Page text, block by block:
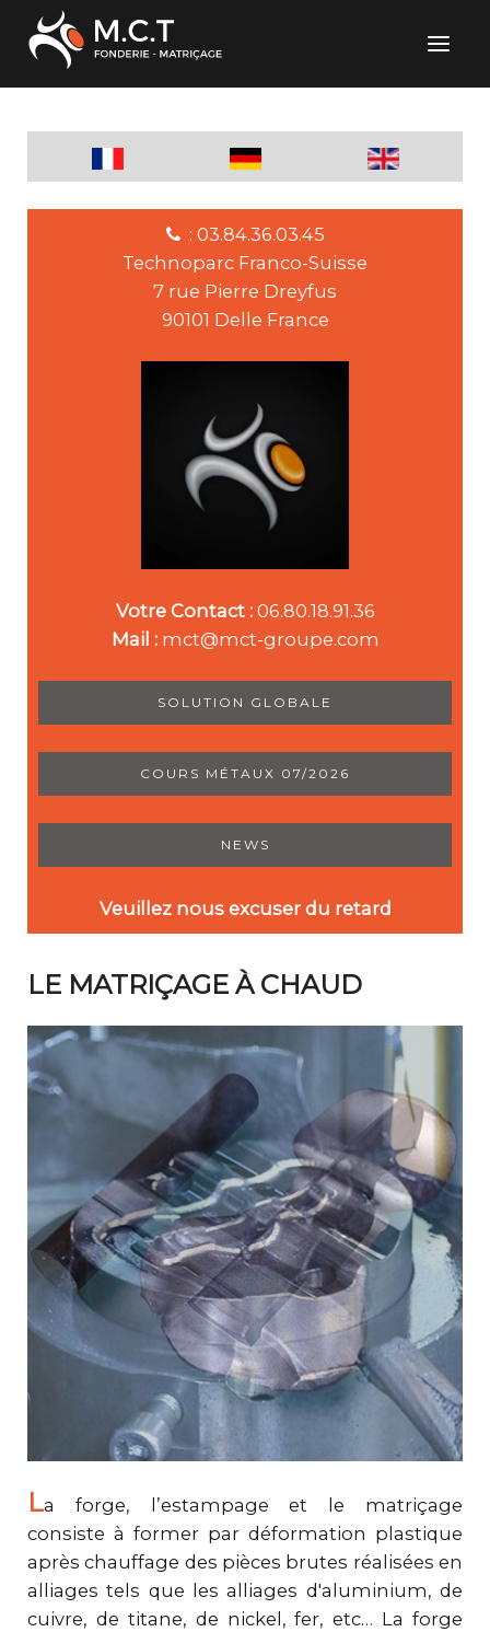
LE MATRIÇAGE À CHAUD
La forge, l’estampage et le matriçage
consiste à former par déformation plastique
après chauffage des pièces brutes réalisées en
alliages tels que les alliages d'aluminium, de
cuivre, de titane, de nickel, fer, etc… La forge
: 03.84.36.03.45
Technoparc Franco-Suisse
7 rue Pierre Dreyfus
90101 Delle France
Votre Contact : 06.80.18.91.36
Mail : mct@mct-groupe.com
SOLUTION GLOBALE
COURS MÉTAUX 07/2026
NEWS
Veuillez nous excuser du retard